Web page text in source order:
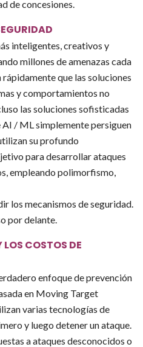
de concesiones.
inteligentes, creativos y
millones de amenazas cada
que las soluciones
y comportamientos no
las soluciones sofisticadas
AI / ML simplemente persiguen
su profundo
para desarrollar ataques
empleando polimorfismo,
los mecanismos de seguridad.
por delante.
LOS COSTOS DE
enfoque de prevención
en Moving Target
varias tecnologías de
y luego detener un ataque.
a ataques desconocidos o